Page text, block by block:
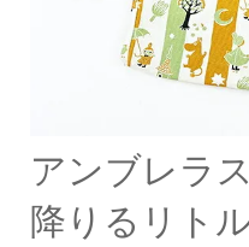
アンブレラ
降りるリト